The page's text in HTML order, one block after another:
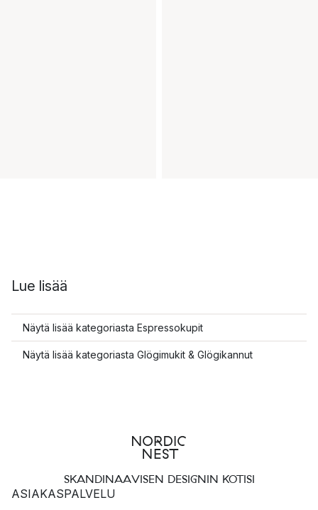
Lue lisää
Näytä lisää kategoriasta Espressokupit
Näytä lisää kategoriasta Glögimukit & Glögikannut
SKANDINAAVISEN DESIGNIN KOTISI
ASIAKASPALVELU